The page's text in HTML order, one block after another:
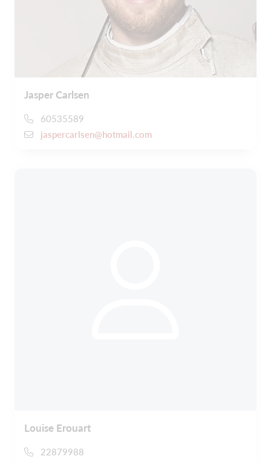
Jasper Carlsen
60535589
jaspercarlsen@hotmail.com
Louise Erouart
22879988